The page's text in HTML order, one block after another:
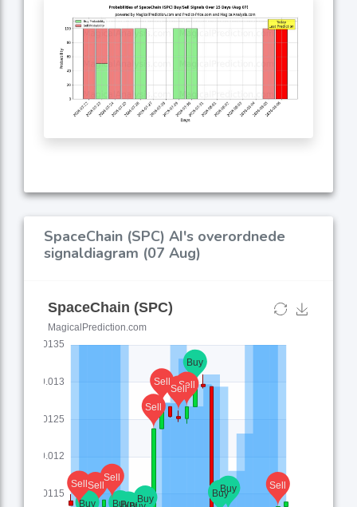
SpaceChain (SPC) AI's overordnede
signaldiagram (07 Aug)